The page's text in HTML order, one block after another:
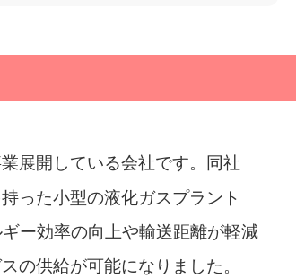
展開している会社です。同社
った小型の液化ガスプラント
ー効率の向上や輸送距離が軽減
の供給が可能になりました。